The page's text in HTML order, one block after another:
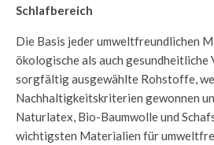
Schlafbereich
Die Basis jeder umweltfreundlichen
ökologische als auch
sorgfältig ausgewählte Rohstoffe,
Nachhaltigkeitskriterien gewonnen
Naturlatex, Bio-Baumwolle und
wichtigsten Materialien für